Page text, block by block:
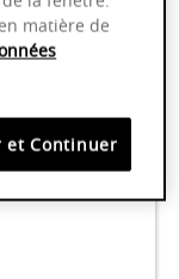
matière de
et Continuer